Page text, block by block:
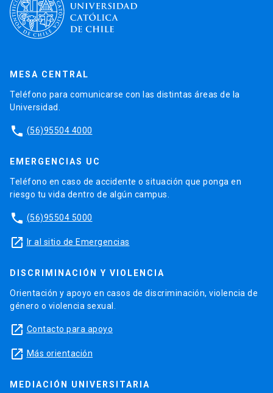
MESA CENTRAL
Teléfono para comunicarse con las distintas áreas de la
Universidad.
phone (56)95504 4000
EMERGENCIAS UC
Teléfono en caso de accidente o situación que ponga en
riesgo tu vida dentro de algún campus.
phone (56)95504 5000
launch Ir al sitio de Emergencias
DISCRIMINACIÓN Y VIOLENCIA
Orientación y apoyo en casos de discriminación, violencia de
género o violencia sexual.
launch Contacto para apoyo
launch Más orientación
MEDIACIÓN UNIVERSITARIA